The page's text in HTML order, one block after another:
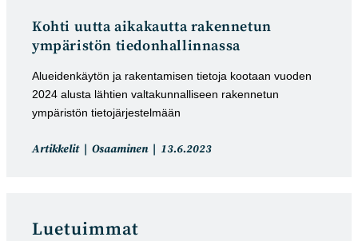
Kohti uutta aikakautta rakennetun
ympäristön tiedonhallinnassa
Alueidenkäytön ja rakentamisen tietoja kootaan vuoden
2024 alusta lähtien valtakunnalliseen rakennetun
ympäristön tietojärjestelmään
Artikkelin
Artikkelit Osaaminen
Artikkeli
13.6.2023
Luetuimmat